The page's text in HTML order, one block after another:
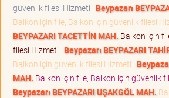
güvenlik filesi Hizmeti Beypazarı
Balkon için file, Balkon için güvenlik filesi
BEYPAZARI TACETTİN MAH. Balkon için
filesi Hizmeti Beypazarı BEYPAZARI
Balkon için güvenlik filesi Hizmeti
MAH. Balkon için file, Balkon için güvenlik
Beypazarı BEYPAZARI UŞAKGÖL MAH.